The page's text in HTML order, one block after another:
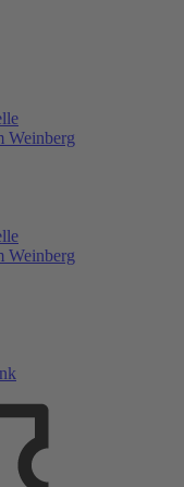
Weinberg
Weinberg